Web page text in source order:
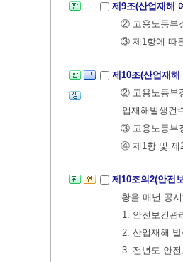
제9조(산업재해
② 고용노동부
③ 제1항에 따
제10조(산업재
② 고용노동부
업재해발생건
③ 고용노동부
④ 제1항 및 제
제10조의2(안전
황을 매년 공
1. 안전보건관
2. 산업재해
3. 전년도 안